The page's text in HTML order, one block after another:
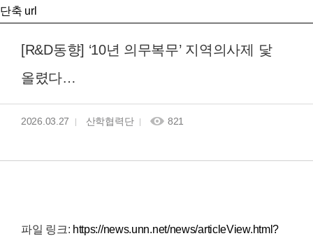
단축 url
[R&D동향] ‘10년 의무복무’ 지역의사제 닻
올렸다…
2026.03.27 산학협력단 821
파일 링크: https://news.unn.net/news/articleView.html?